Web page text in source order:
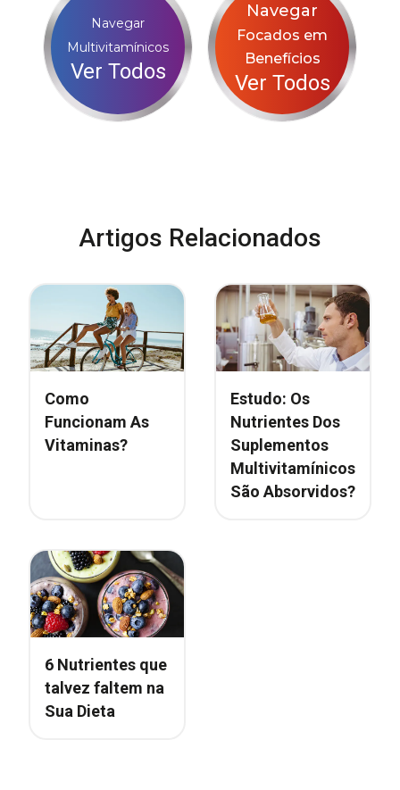
Navegar
Multivitamínicos
Ver Todos
Navegar
Focados em
Benefícios
Ver Todos
Artigos Relacionados
Como
Funcionam As
Vitaminas?
Estudo: Os
Nutrientes Dos
Suplementos
Multivitamínicos
São Absorvidos?
6 Nutrientes que
talvez faltem na
Sua Dieta